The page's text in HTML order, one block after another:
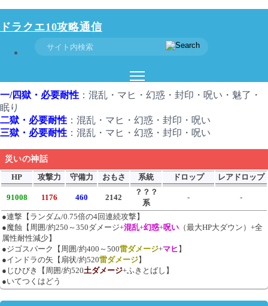
ドラクエ10攻略通信
一/四獄・必要耐性 ：混乱・マヒ・幻惑・封印・呪い・魅了・
眠り
二獄・必要耐性 ：混乱・マヒ・幻惑・封印・呪い
三獄・必要耐性 ：混乱・マヒ・幻惑・封印・呪い
災いの神話
HP
攻撃力 守備力 おもさ 系統 ドロップ レアドロップ
91008 1176 460 2142
？？？
系
- -
●連撃【ランダム/0.75倍の4回連続攻撃】
●魔蝕【周囲/約250～350ダメージ+混乱+幻惑+呪い （最大HP大ダウン）+全
属性耐性減少】
●ジゴスパーク【周囲/約400～500雷ダメージ+マヒ 】
●インドラの矢【扇状/約520雷ダメージ】
●じひびき【周囲/約520土ダメージ+ふきとばし】
●いてつくはどう